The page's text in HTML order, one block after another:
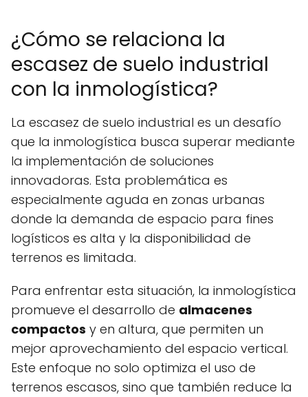
¿Cómo se relaciona la
escasez de suelo industrial
con la inmologística?
La escasez de suelo industrial es un desafío
que la inmologística busca superar mediante
la implementación de soluciones
innovadoras. Esta problemática es
especialmente aguda en zonas urbanas
donde la demanda de espacio para fines
logísticos es alta y la disponibilidad de
terrenos es limitada.
Para enfrentar esta situación, la inmologística
promueve el desarrollo de almacenes
compactos y en altura, que permiten un
mejor aprovechamiento del espacio vertical.
Este enfoque no solo optimiza el uso de
terrenos escasos, sino que también reduce la